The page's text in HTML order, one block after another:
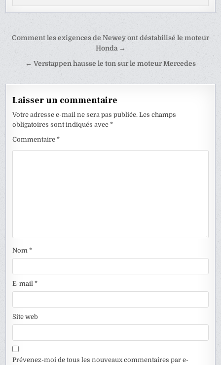
Navigation
l’article
Comment les exigences de Newey ont déstabilisé le moteur
Honda →
← Verstappen hausse le ton sur le moteur Mercedes
Laisser un commentaire
Votre adresse e-mail ne sera pas publiée. Les champs
obligatoires sont indiqués avec*
Commentaire*
Nom*
E-mail*
Site web
Prévenez-moi de tous les nouveaux commentaires par e-